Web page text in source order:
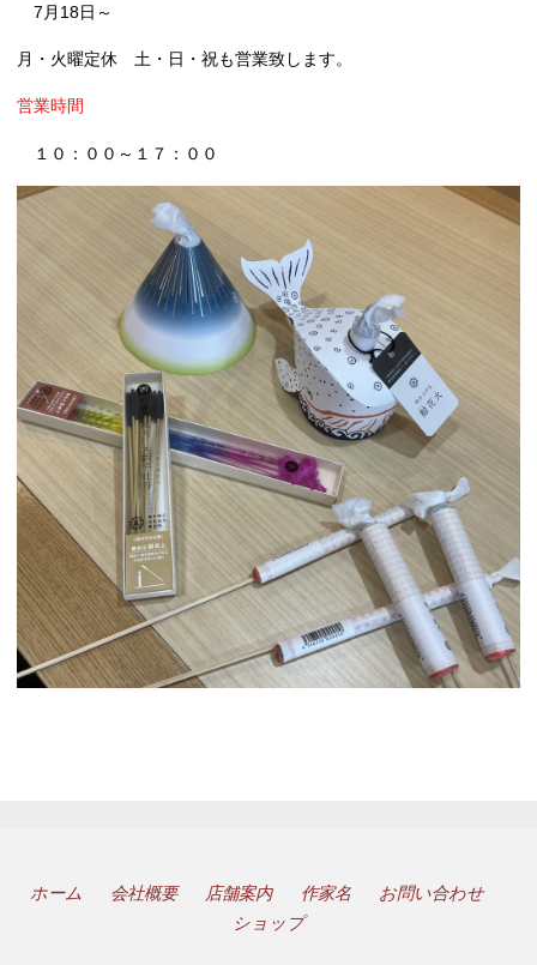
7月18日～
月・火曜定休 土・日・祝も営業致します。
営業時間
１０：００～１７：００
ホーム 会社概要 店舗案内 作家名
お問い合わせ
ショップ